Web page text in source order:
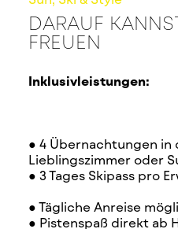
DARAUF
FREUEN
Inklusivleistungen:
● 4 Übernachtungen in
Lieblingszimmer oder
● 3 Tages Skipass pro
● Tägliche Anreise
● Pistenspaß direkt ab